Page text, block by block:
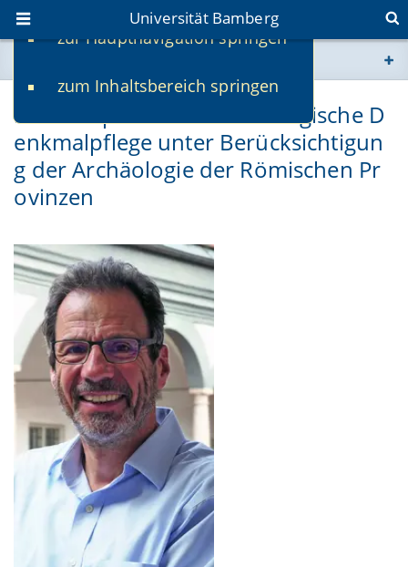
zur Hauptnavigation springen
zum Inhaltsbereich springen
Universität Bamberg
www.uni-bamberg.de
univis.uni-bamberg.de
Honorarprofessur Archäologische D
enkmalpflege unter Berücksichtigun
g der Archäologie der Römischen Pr
ovinzen